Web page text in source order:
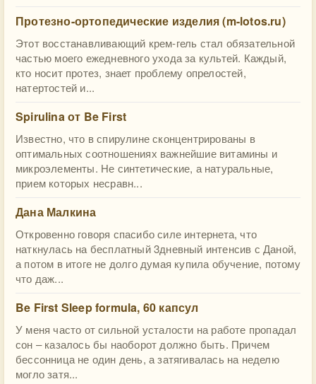
Протезно-ортопедические изделия (m-lotos.ru)
Этот восстанавливающий крем-гель стал обязательной
частью моего ежедневного ухода за культей. Каждый,
кто носит протез, знает проблему опрелостей,
натертостей и...
Spirulina от Be First
Известно, что в спирулине сконцентрированы в
оптимальных соотношениях важнейшие витамины и
микроэлементы. Не синтетические, а натуральные,
прием которых несравн...
Дана Малкина
Откровенно говоря спасибо силе интернета, что
наткнулась на бесплатный 3дневный интенсив с Даной,
а потом в итоге не долго думая купила обучение, потому
что даж...
Be First Sleep formula, 60 капсул
У меня часто от сильной усталости на работе пропадал
сон – казалось бы наоборот должно быть. Причем
бессонница не один день, а затягивалась на неделю
могло затя...